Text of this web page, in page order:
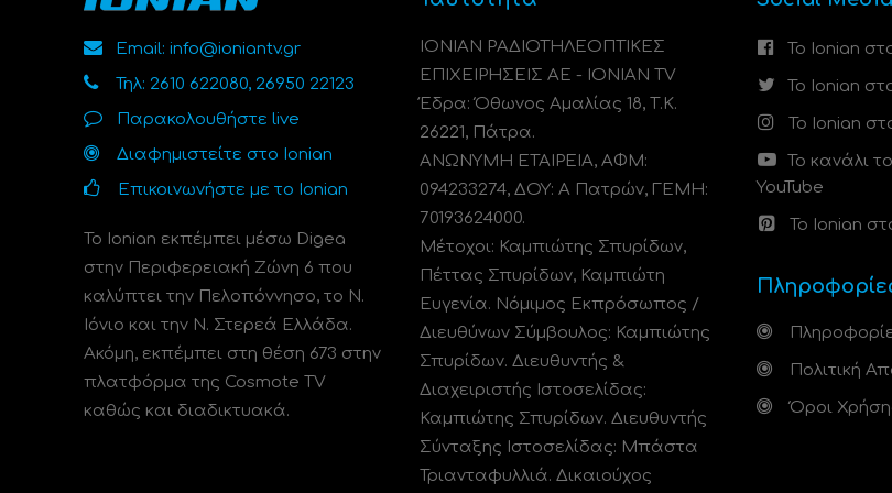
Email: info@ioniantv.gr
Τηλ: 2610 622080, 26950 22123
Παρακολουθήστε live
Διαφημιστείτε στο Ionian
Επικοινωνήστε με το Ionian
Το Ionian εκπέμπει μέσω Digea
στην Περιφερειακή Ζώνη 6 που
καλύπτει την Πελοπόννησο, το N.
Ιόνιο και την Ν. Στερεά Ελλάδα.
Ακόμη, εκπέμπει στη θέση 673 στην
πλατφόρμα της Cosmote TV
καθώς και διαδικτυακά.
ΙΟΝΙΑΝ ΡΑΔΙΟΤΗΛΕΟΠΤΙΚΕΣ
ΕΠΙΧΕΙΡΗΣΕΙΣ ΑΕ - IONIAN TV
Έδρα: Όθωνος Αμαλίας 18, Τ.Κ.
26221, Πάτρα.
ΑΝΩΝΥΜΗ ΕΤΑΙΡΕΙΑ, ΑΦΜ:
094233274, ΔΟΥ: A Πατρών, ΓΕΜΗ:
70193624000.
Μέτοχοι: Καμπιώτης Σπυρίδων,
Πέττας Σπυρίδων, Καμπιώτη
Ευγενία. Νόμιμος Εκπρόσωπος /
Διευθύνων Σύμβουλος: Καμπιώτης
Σπυρίδων. Διευθυντής &
Διαχειριστής Ιστοσελίδας:
Καμπιώτης Σπυρίδων. Διευθυντής
Σύνταξης Ιστοσελίδας: Μπάστα
Τριανταφυλλιά. Δικαιούχος
Το Ionian
Το Ionian
Το Ionian
Το κανάλι
YouTube
Το Ionian
Πολιτική
Όροι